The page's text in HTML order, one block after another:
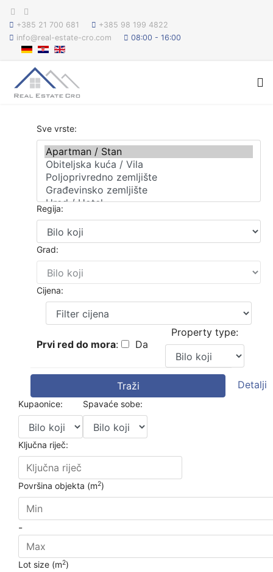
+385 21 700 681
+385 98 199 4822
info@real-estate-cro.com
08:00 - 16:00
Sve vrste:
Regija:
Grad:
Cijena:
Prvi red do mora: Da
Property type:
Traži Detalji
Kupaonice: Spavaće sobe:
Ključna riječ:
Površina objekta (m2)
-
Lot size (m2)